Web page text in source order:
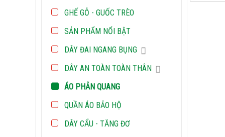
GHẾ GỖ - GUỐC TRÈO
SẢN PHẨM NỔI BẬT
DÂY ĐAI NGANG BỤNG
DÂY AN TOÀN TOÀN THÂN
ÁO PHẢN QUANG
QUẦN ÁO BẢO HỘ
DÂY CẨU - TĂNG ĐƠ